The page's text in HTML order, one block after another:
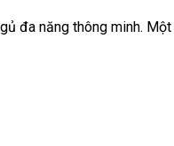
đa năng thông minh.